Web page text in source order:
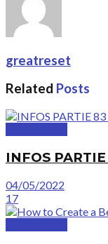
greatreset
Related Posts
INFOS
04/05/2022
17